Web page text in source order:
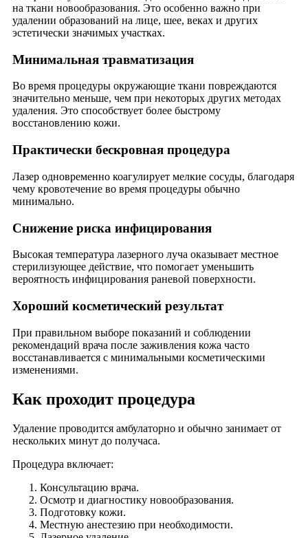
на ткани новообразования. Это особенно важно при
удалении образований на лице, шее, веках и других
эстетически значимых участках.
Минимальная травматизация
Во время процедуры окружающие ткани повреждаются
значительно меньше, чем при некоторых других методах
удаления. Это способствует более быстрому
восстановлению кожи.
Практически бескровная процедура
Лазер одновременно коагулирует мелкие сосуды, благодаря
чему кровотечение во время процедуры обычно
минимально.
Снижение риска инфицирования
Высокая температура лазерного луча оказывает местное
стерилизующее действие, что помогает уменьшить
вероятность инфицирования раневой поверхности.
Хороший косметический результат
При правильном выборе показаний и соблюдении
рекомендаций врача после заживления кожа часто
восстанавливается с минимальными косметическими
изменениями.
Как проходит процедура
Удаление проводится амбулаторно и обычно занимает от
нескольких минут до получаса.
Процедура включает:
Консультацию врача.
Осмотр и диагностику новообразования.
Подготовку кожи.
Местную анестезию при необходимости.